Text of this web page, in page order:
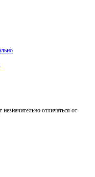
отличаться от